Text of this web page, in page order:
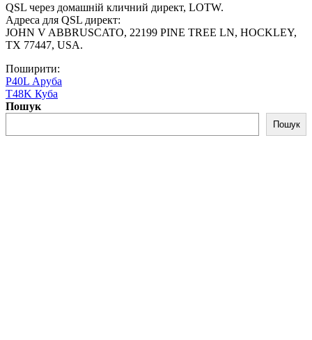
QSL через домашній кличний директ, LOTW.
Адреса для QSL директ:
JOHN V ABBRUSCATO, 22199 PINE TREE LN, HOCKLEY,
TX 77447, USA.
Поширити:
P40L Аруба
T48K Куба
Пошук
Пошук